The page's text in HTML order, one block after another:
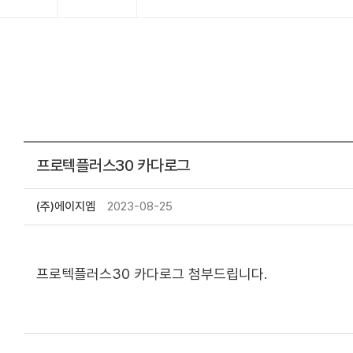
프로텍플러스30 카다로그
(주)에이지엠 2023-08-25
프로텍플러스30 카다로그 첨부드립니다.